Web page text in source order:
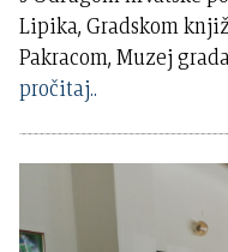
Lipika, Gradskom
Pakracom, Muzej
pročitaj..